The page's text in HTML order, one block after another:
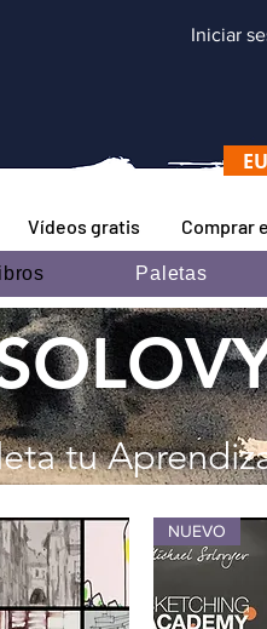
Iniciar
Vídeos gratis Comprar
Paletas
tu
NUEVO